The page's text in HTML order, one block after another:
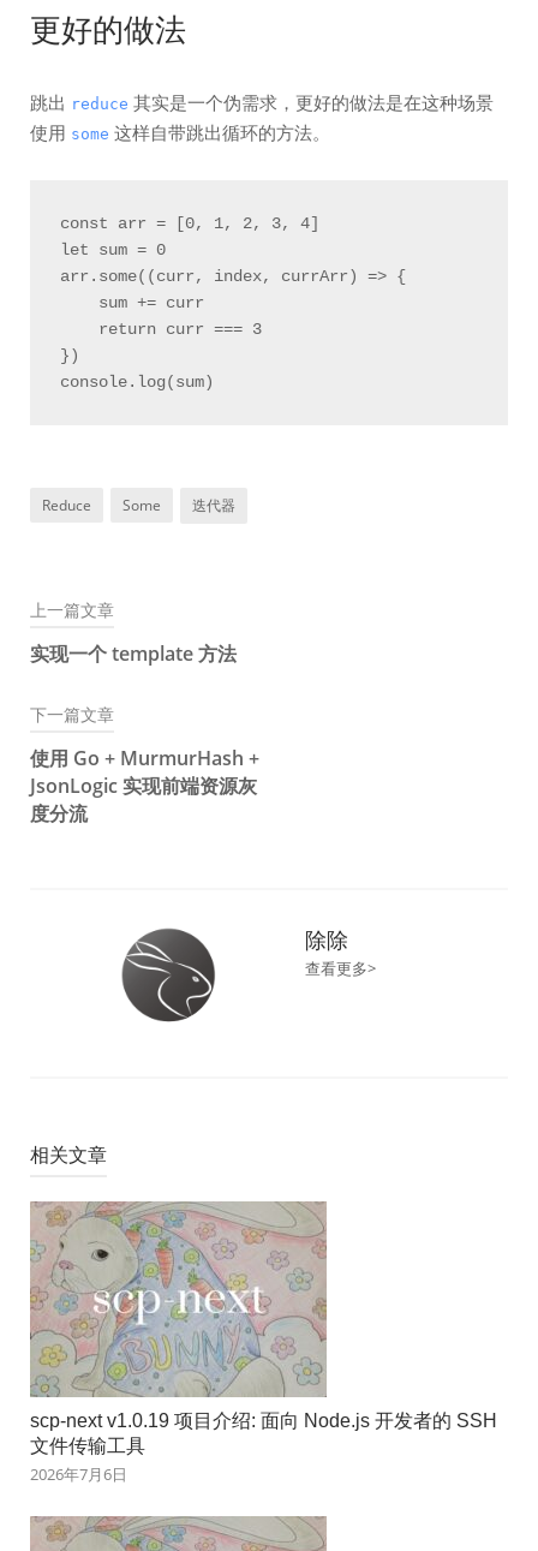
更好的做法
跳出 reduce 其实是一个伪需求，更好的做法是在这种场景
使用 some 这样自带跳出循环的方法。
const arr = [0, 1, 2, 3, 4]
let sum = 0
arr.some((curr, index, currArr) => {
})
Reduce Some 迭代器
文
章
导
航
上一篇文章
实现一个 template 方法
下一篇文章
使用 Go + MurmurHash +
JsonLogic 实现前端资源灰
度分流
除除
查看更多>
相关文章
scp-next v1.0.19 项目介绍: 面向 Node.js 开发者的 SSH
文件传输工具
2026年7月6日